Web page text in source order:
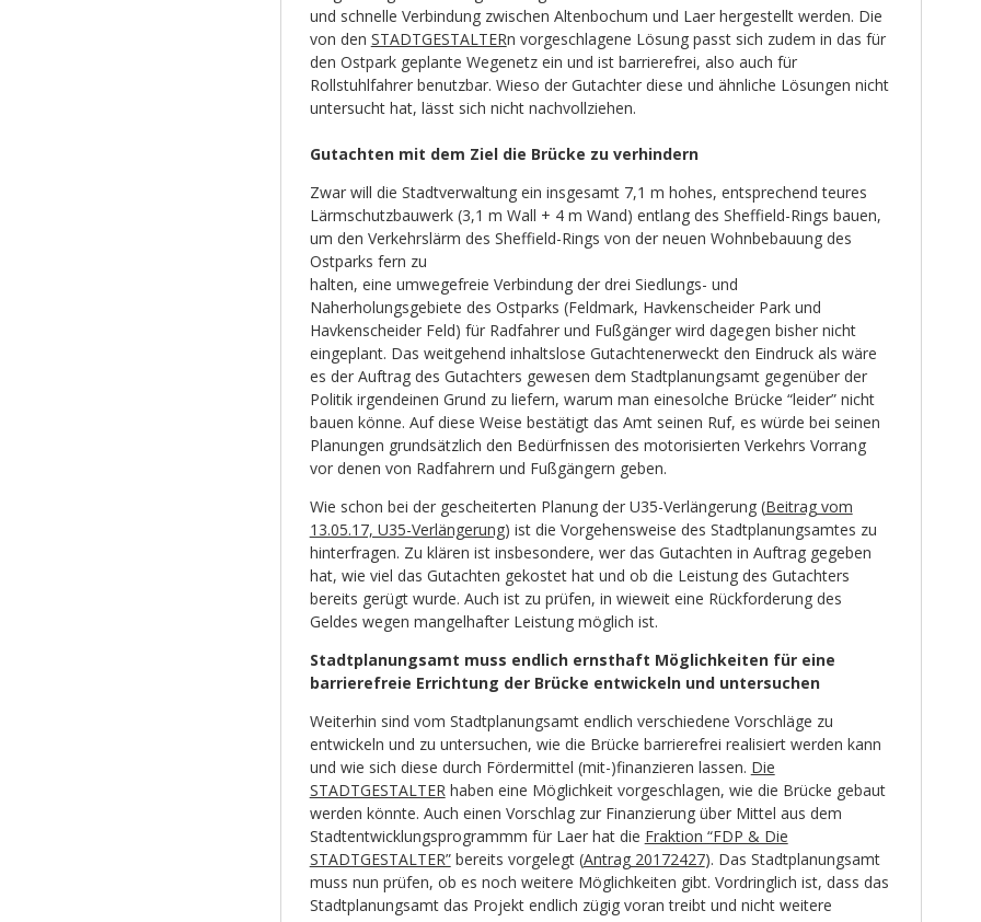
und schnelle Verbindung zwischen Altenbochum und Laer hergestellt werden. Die
von den STADTGESTALTERn vorgeschlagene Lösung passt sich zudem in das für
den Ostpark geplante Wegenetz ein und ist barrierefrei, also auch für
Rollstuhlfahrer benutzbar. Wieso der Gutachter diese und ähnliche Lösungen nicht
untersucht hat, lässt sich nicht nachvollziehen.
Gutachten mit dem Ziel die Brücke zu verhindern
Zwar will die Stadtverwaltung ein insgesamt 7,1 m hohes, entsprechend teures
Lärmschutzbauwerk (3,1 m Wall + 4 m Wand) entlang des Sheffield-Rings bauen,
um den Verkehrslärm des Sheffield-Rings von der neuen Wohnbebauung des
Ostparks fern zu
halten, eine umwegefreie Verbindung der drei Siedlungs- und
Naherholungsgebiete des Ostparks (Feldmark, Havkenscheider Park und
Havkenscheider Feld) für Radfahrer und Fußgänger wird dagegen bisher nicht
eingeplant. Das weitgehend inhaltslose Gutachtenerweckt den Eindruck als wäre
es der Auftrag des Gutachters gewesen dem Stadtplanungsamt gegenüber der
Politik irgendeinen Grund zu liefern, warum man einesolche Brücke “leider” nicht
bauen könne. Auf diese Weise bestätigt das Amt seinen Ruf, es würde bei seinen
Planungen grundsätzlich den Bedürfnissen des motorisierten Verkehrs Vorrang
vor denen von Radfahrern und Fußgängern geben.
Wie schon bei der gescheiterten Planung der U35-Verlängerung (Beitrag vom
13.05.17, U35-Verlängerung) ist die Vorgehensweise des Stadtplanungsamtes zu
hinterfragen. Zu klären ist insbesondere, wer das Gutachten in Auftrag gegeben
hat, wie viel das Gutachten gekostet hat und ob die Leistung des Gutachters
bereits gerügt wurde. Auch ist zu prüfen, in wieweit eine Rückforderung des
Geldes wegen mangelhafter Leistung möglich ist.
Stadtplanungsamt muss endlich ernsthaft Möglichkeiten für eine
barrierefreie Errichtung der Brücke entwickeln und untersuchen
Weiterhin sind vom Stadtplanungsamt endlich verschiedene Vorschläge zu
entwickeln und zu untersuchen, wie die Brücke barrierefrei realisiert werden kann
und wie sich diese durch Fördermittel (mit-)finanzieren lassen. Die
STADTGESTALTERhaben eine Möglichkeit vorgeschlagen, wie die Brücke gebaut
werden könnte. Auch einen Vorschlag zur Finanzierung über Mittel aus dem
Stadtentwicklungsprogrammm für Laer hat die Fraktion “FDP & Die
STADTGESTALTER”bereits vorgelegt (Antrag 20172427). Das Stadtplanungsamt
muss nun prüfen, ob es noch weitere Möglichkeiten gibt. Vordringlich ist, dass das
Stadtplanungsamt das Projekt endlich zügig voran treibt und nicht weitere